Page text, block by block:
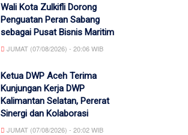
Wali Kota Zulkifli Dorong
Penguatan Peran Sabang
sebagai Pusat Bisnis Maritim
JUMAT (07/08/2026) - 20:06 WIB
Ketua DWP Aceh Terima
Kunjungan Kerja DWP
Kalimantan Selatan, Pererat
Sinergi dan Kolaborasi
JUMAT (07/08/2026) - 20:02 WIB